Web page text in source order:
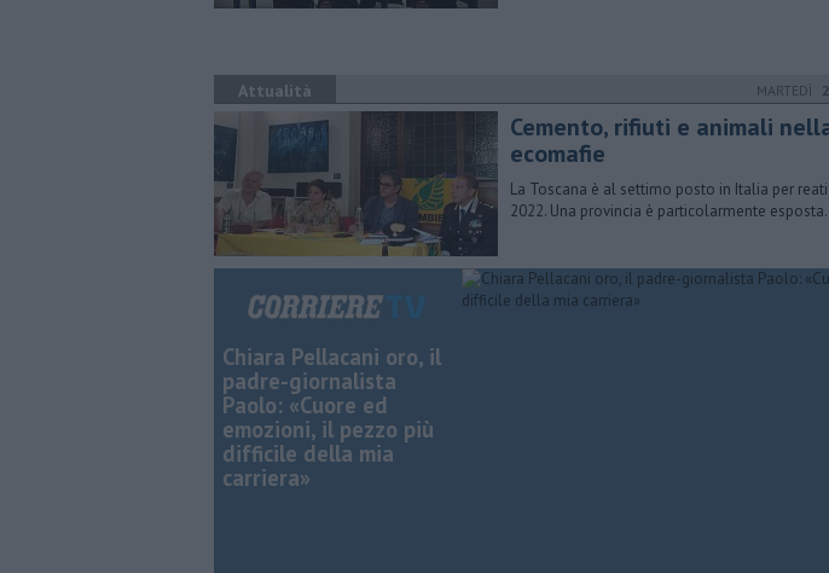
Attualità MARTEDÌ
Cemento, rifiuti e animali
ecomafie
La Toscana è al settimo posto in Italia per
2022. Una provincia è particolarmente
Chiara Pellacani oro, il
padre-giornalista
Paolo: «Cuore ed
emozioni, il pezzo più
difficile della mia
carriera»